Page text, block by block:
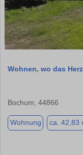
Wohnen, wo das
Bochum, 44866
Wohnung ca. 42,83